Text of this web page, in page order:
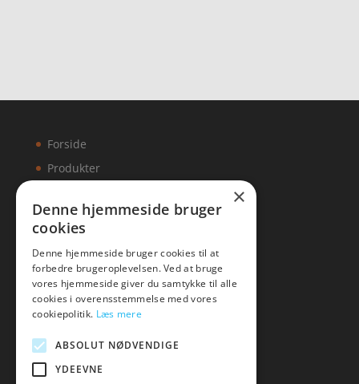
Forside
Produkter
Artikler
Malawigruppen
Mail:hej@malawigruppen.dk
×
Denne hjemmeside bruger
cookies
Denne hjemmeside bruger cookies til at
forbedre brugeroplevelsen. Ved at bruge
vores hjemmeside giver du samtykke til alle
cookies i overensstemmelse med vores
cookiepolitik. Læs mere
ABSOLUT NØDVENDIGE
YDEEVNE